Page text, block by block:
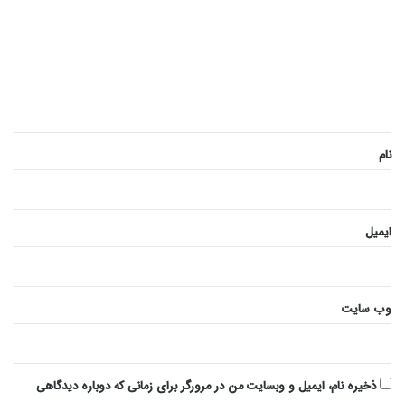
نام
ایمیل
وب‌ سایت
ذخیره نام، ایمیل و وبسایت من در مرورگر برای زمانی که دوباره دیدگاهی